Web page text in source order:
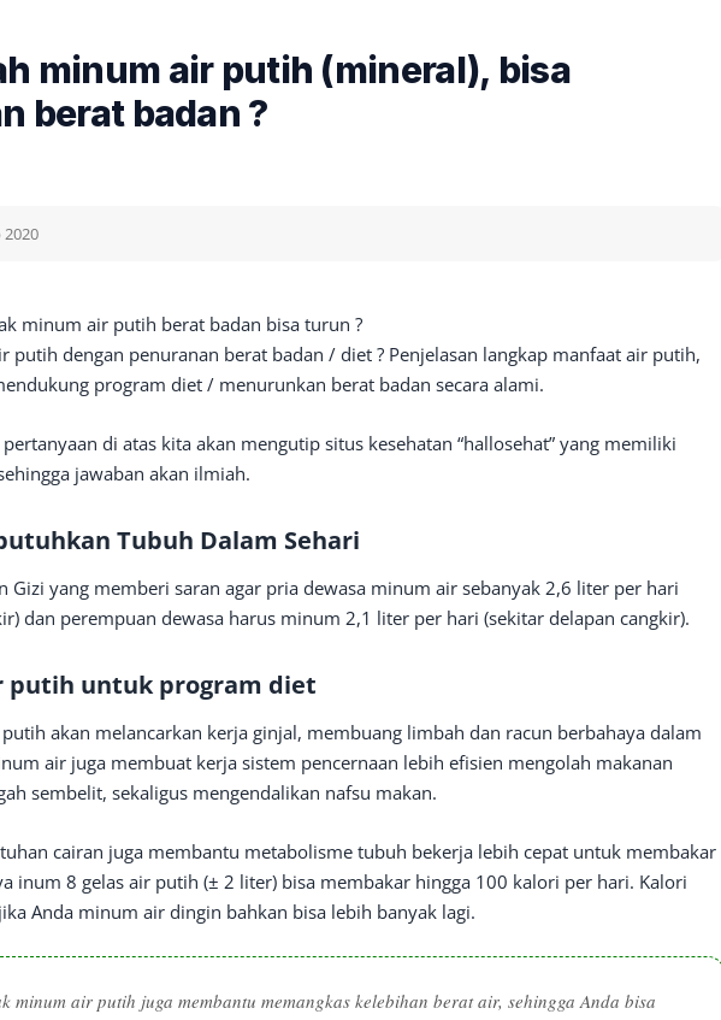
minum air putih (mineral), bisa
berat badan ?
2020
minum air putih berat badan bisa turun ?
putih dengan penuranan berat badan / diet ? Penjelasan langkap manfaat air putih,
program diet / menurunkan berat badan secara alami.
di atas kita akan mengutip situs kesehatan “hallosehat” yang memiliki
jawaban akan ilmiah.
Tubuh Dalam Sehari
Gizi yang memberi saran agar pria dewasa minum air sebanyak 2,6 liter per hari
dan perempuan dewasa harus minum 2,1 liter per hari (sekitar delapan cangkir).
putih untuk program diet
akan melancarkan kerja ginjal, membuang limbah dan racun berbahaya dalam
air juga membuat kerja sistem pencernaan lebih efisien mengolah makanan
sembelit, sekaligus mengendalikan nafsu makan.
cairan juga membantu metabolisme tubuh bekerja lebih cepat untuk membakar
inum 8 gelas air putih (± 2 liter) bisa membakar hingga 100 kalori per hari. Kalori
Anda minum air dingin bahkan bisa lebih banyak lagi.
minum air putih juga membantu memangkas kelebihan berat air, sehingga Anda bisa